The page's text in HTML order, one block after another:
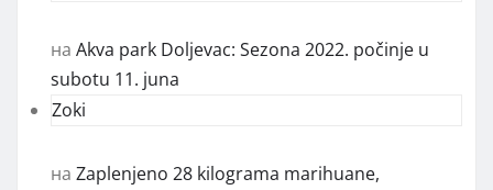
на Akva park Doljevac: Sezona 2022. počinje u
subotu 11. juna
Zoki
на Zaplenjeno 28 kilograma marihuane,